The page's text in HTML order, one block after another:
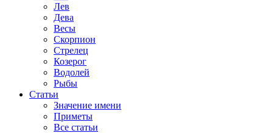
Лев
Дева
Весы
Скорпион
Стрелец
Козерог
Водолей
Рыбы
Статьи
Значение имени
Приметы
Все статьи